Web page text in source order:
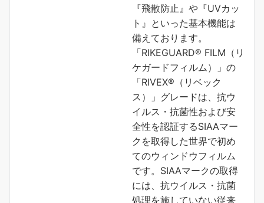
『飛散防止』や『UVカッ
ト』といった基本機能は
備えております。
「RIKEGUARD® FILM（リ
ケガードフィルム）」の
「RIVEX®（リベック
ス）」グレードは、抗ウ
イルス・抗菌性および安
全性を認証するSIAAマー
クを取得した世界で初め
てのウィンドウフィルム
です。SIAAマークの取得
には、抗ウイルス・抗菌
処理を施していない従来